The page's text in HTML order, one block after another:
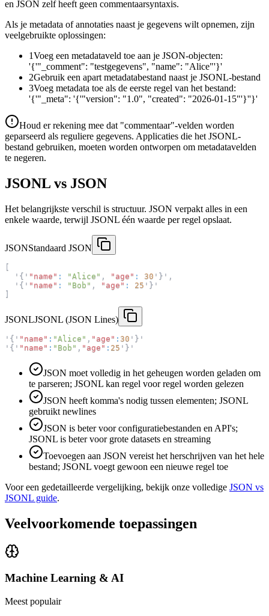
en JSON zelf heeft geen commentaarsyntaxis.
Als je metadata of annotaties naast je gegevens wilt opnemen, zijn
veelgebruikte oplossingen:
1Voeg een metadataveld toe aan je JSON-objecten:
'{'"_comment": "testgegevens", "name": "Alice"'}'
2Gebruik een apart metadatabestand naast je JSONL-bestand
3Voeg metadata toe als de eerste regel van het bestand:
'{'"_meta": '{'"version": "1.0", "created": "2026-01-15"'}''}'
Houd er rekening mee dat "commentaar"-velden worden
geparseerd als reguliere gegevens. Applicaties die het JSONL-
bestand gebruiken, moeten worden ontworpen om metadatavelden
te negeren.
JSONL vs JSON
Het belangrijkste verschil is structuur. JSON verpakt alles in een
enkele waarde, terwijl JSONL één waarde per regel opslaat.
JSONStandaard JSON
[
  '
{ ' "name" : "Alice" , "age" : 30 ' } ' ,
  '
{ ' "name" : "Bob" , "age" : 25 ' } '
]
JSONLJSONL (JSON Lines)
' { ' "name" : "Alice" , "age" : 30 ' } '
' { ' "name" : "Bob" , "age" : 25 ' } '
JSON moet volledig in het geheugen worden geladen om
te parseren; JSONL kan regel voor regel worden gelezen
JSON heeft komma's nodig tussen elementen; JSONL
gebruikt newlines
JSON is beter voor configuratiebestanden en API's;
JSONL is beter voor grote datasets en streaming
Toevoegen aan JSON vereist het herschrijven van het hele
bestand; JSONL voegt gewoon een nieuwe regel toe
Voor een gedetailleerde vergelijking, bekijk onze volledige JSON vs
JSONL guide.
Veelvoorkomende toepassingen
Machine Learning & AI
Meest populair